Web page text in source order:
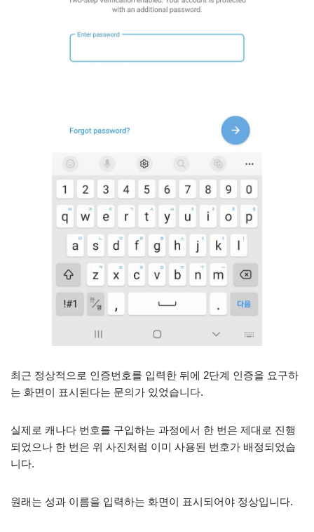
최근 정상적으로 인증번호를 입력한 뒤에 2단계 인증을 요구하
는 화면이 표시된다는 문의가 있었습니다.
실제로 캐나다 번호를 구입하는 과정에서 한 번은 제대로 진행
되었으나 한 번은 위 사진처럼 이미 사용된 번호가 배정되었습
니다.
원래는 성과 이름을 입력하는 화면이 표시되어야 정상입니다.